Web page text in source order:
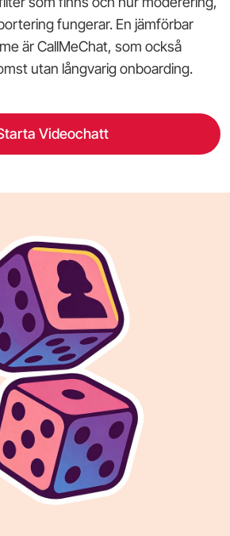
fungerar. En jämförbar
är CallMeChat, som också
utan långvarig onboarding.
Videochatt